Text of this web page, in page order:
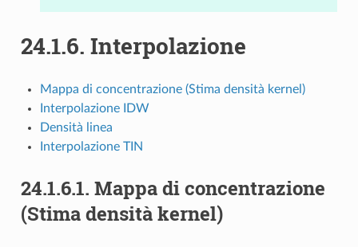
24.1.6. Interpolazione
Mappa di concentrazione (Stima densità kernel)
Interpolazione IDW
Densità linea
Interpolazione TIN
24.1.6.1. Mappa di concentrazione
(Stima densità kernel)